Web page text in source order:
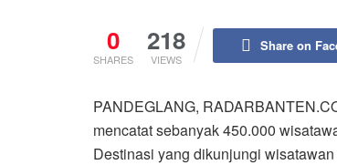
0
SHARES
218
VIEWS
Share on
PANDEGLANG,
mencatat sebanyak 450.000
Destinasi yang dikunjungi